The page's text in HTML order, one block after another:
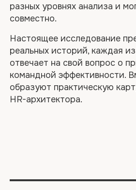
разных уровнях анализа и
совместно.
Настоящее исследование
реальных историй, каждая
отвечает на свой вопрос о
командной эффективности.
образуют практическую
HR-архитектора.